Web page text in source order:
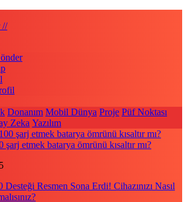
Donanım Mobil Dünya Proje Püf Noktası
Zeka Yazılım
şarj etmek batarya ömrünü kısaltır mı?